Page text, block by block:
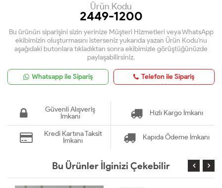
Ürün Kodu
2449-1200
Bu ürünün siparişini sizin yerinize Müşteri Hizmetleri veya WhatsApp
ekibimizin oluşturmasını isterseniz yukarıda yazan Ürün Kodu'nu
aşağıdaki butonlara tıkladıktan sonra ekibimizle görüştüğünüzde
paylaşabilirsiniz.
Whatsapp ile Sipariş Telefon ile Sipariş
Güvenli Alışveriş
İmkanı
Hızlı Kargo İmkanı
Kredi Kartına Taksit
İmkanı
Kapıda Ödeme İmkanı
Bu Ürünler İlginizi Çekebilir